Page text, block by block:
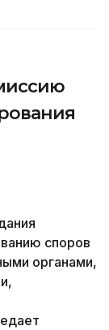
споров
органами,